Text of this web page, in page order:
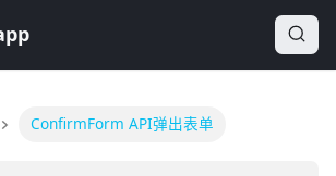
ConfirmForm API弹出表单